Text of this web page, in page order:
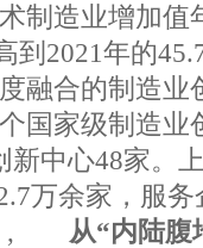
制造业增加值
高到2021年的
融合的制造业
国家级制造业
新中心48家。
万余家，服
。, 从“内陆腹